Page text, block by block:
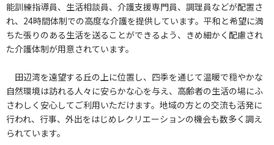
能訓練指導員、生活相談員、介護支援専門員、調理員などが配置さ
れ、24時間体制での高度な介護を提供しています。平和と希望に満
ちた張りのある生活を送ることができるよう、きめ細かく配慮され
た介護体制が用意されています。
田辺湾を遠望する丘の上に位置し、四季を通じて温暖で穏やかな
自然環境は訪れる人々に安らかな心を与え、高齢者の生活の場にふ
さわしく安心してご利用いただけます。地域の方との交流も活発に
行われ、行事、外出をはじめレクリエーションの機会も数多く調え
られています。